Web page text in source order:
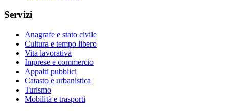
Servizi
Anagrafe e stato civile
Cultura e tempo libero
Vita lavorativa
Imprese e commercio
Appalti pubblici
Catasto e urbanistica
Turismo
Mobilità e trasporti